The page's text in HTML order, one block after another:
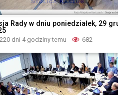
Rady w dniu poniedziałek, 29
220 dni 4 godziny temu 682